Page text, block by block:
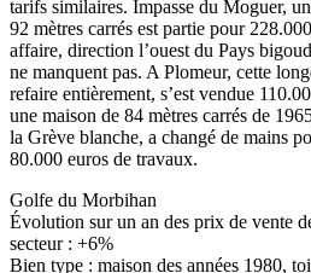
tarifs similaires. Impasse du Moguer,
92 mètres carrés est partie pour
affaire, direction l’ouest du Pays
ne manquent pas. A Plomeur, cette
refaire entièrement, s’est vendue
une maison de 84 mètres carrés de
la Grève blanche, a changé de mains
80.000 euros de travaux.
Golfe du Morbihan
Évolution sur un an des prix de vente
secteur : +6%
Bien type : maison des années 1980,